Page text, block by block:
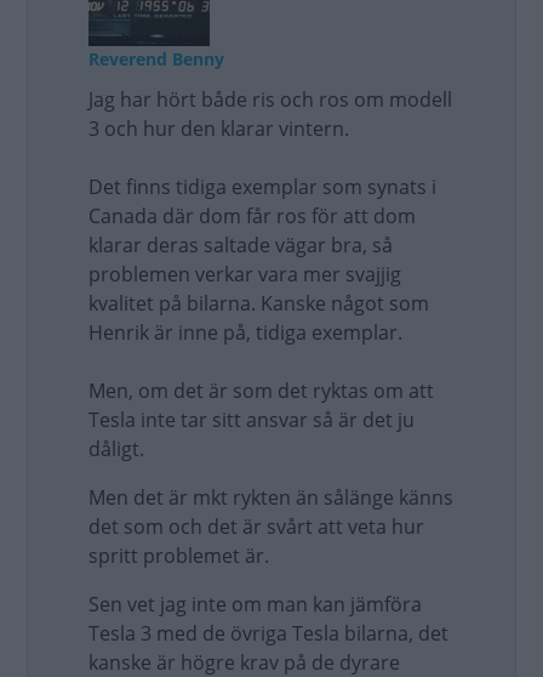
Reverend Benny
Jag har hört både ris och ros om modell
3 och hur den klarar vintern.
Det finns tidiga exemplar som synats i
Canada där dom får ros för att dom
klarar deras saltade vägar bra, så
problemen verkar vara mer svajjig
kvalitet på bilarna. Kanske något som
Henrik är inne på, tidiga exemplar.
Men, om det är som det ryktas om att
Tesla inte tar sitt ansvar så är det ju
dåligt.
Men det är mkt rykten än sålänge känns
det som och det är svårt att veta hur
spritt problemet är.
Sen vet jag inte om man kan jämföra
Tesla 3 med de övriga Tesla bilarna, det
kanske är högre krav på de dyrare